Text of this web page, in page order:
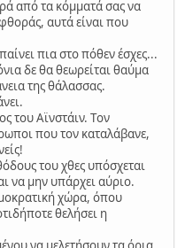
από τα κόμματά σας να
αυτά είναι που
πια στο πόθεν έσχες...
δε θα θεωρείται θαύμα
της θάλασσας.
του Αϊνστάιν. Tον
που τον καταλάβανε,
του χθες υπόσχεται
να μην υπάρχει αύριο.
χώρα, όπου
θελήσει η